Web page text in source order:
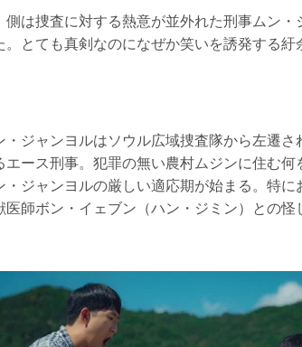
側は捜査に対する熱意が並外れた刑事ムン
。とても真剣なのになぜか笑いを誘発する紆
・ジャンヨルはソウル広域捜査隊から左遷
ース刑事。犯罪の無い農村ムジンに住む
・ジャンヨルの厳しい適応期が始まる。特
師ボン・イェブン（ハン・ジミン）との怪